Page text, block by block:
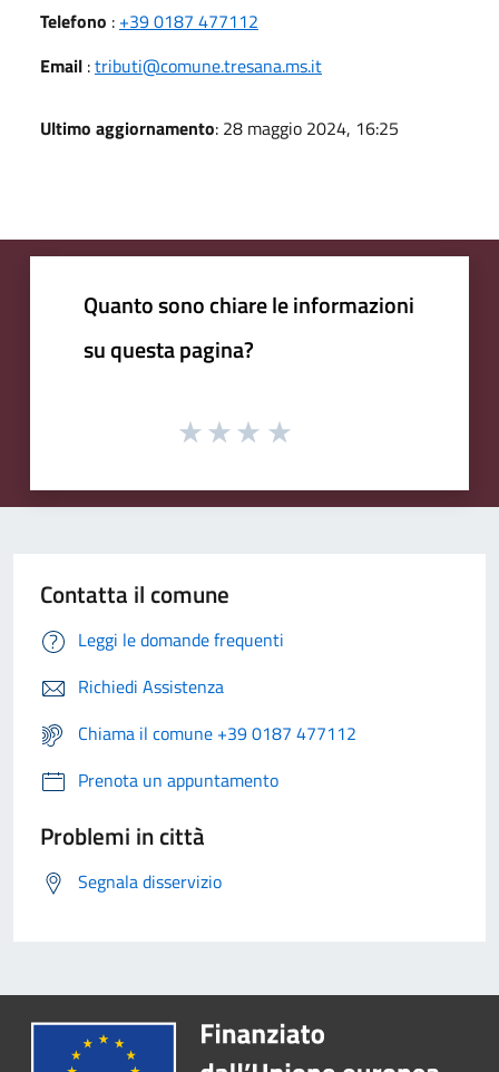
Telefono : +39 0187 477112
Email :tributi@comune.tresana.ms.it
Ultimo aggiornamento: 28 maggio 2024, 16:25
Quanto sono chiare le informazioni
su questa pagina?
Contatta il comune
Leggi le domande frequenti
Richiedi Assistenza
Chiama il comune +39 0187 477112
Prenota un appuntamento
Problemi in città
Segnala disservizio